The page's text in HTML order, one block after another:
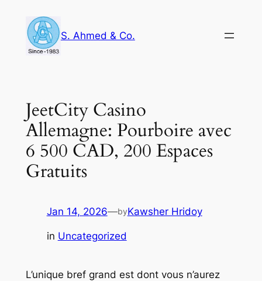
content
S. Ahmed & Co.
JeetCity Casino
Allemagne: Pourboire avec
6 500 CAD, 200 Espaces
Gratuits
Jan 14, 2026—byKawsher Hridoy
in Uncategorized
L’unique bref grand est dont vous n’aurez